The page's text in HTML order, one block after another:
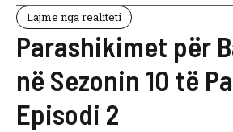
Lajme nga realiteti
Parashikimet për
në Sezonin 10 të
Episodi 2